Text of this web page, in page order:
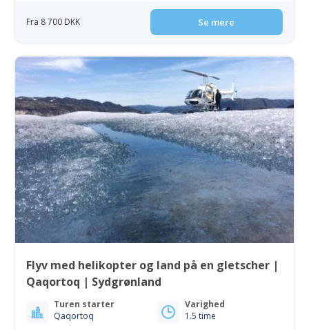
Fra 8 700 DKK Se mere
Flyv med helikopter og land på en gletscher |
Qaqortoq | Sydgrønland
Turen starter
Qaqortoq
Varighed
1.5 time